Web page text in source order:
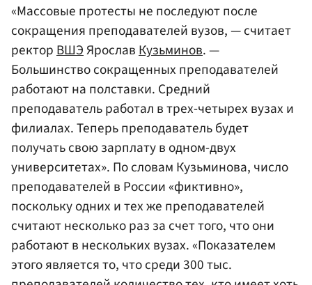
«Массовые протесты не последуют после
сокращения преподавателей вузов, — считает
ректор ВШЭЯрослав Кузьминов. —
Большинство сокращенных преподавателей
работают на полставки. Средний
преподаватель работал в трех-четырех вузах и
филиалах. Теперь преподаватель будет
получать свою зарплату в одном-двух
университетах». По словам Кузьминова, число
преподавателей в России «фиктивно»,
поскольку одних и тех же преподавателей
считают несколько раз за счет того, что они
работают в нескольких вузах. «Показателем
этого является то, что среди 300 тыс.